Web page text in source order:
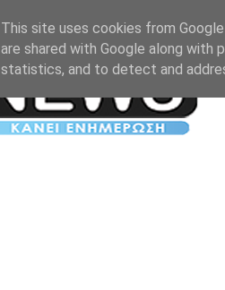
This site uses cookies from
are shared with Google along with
statistics, and to detect and